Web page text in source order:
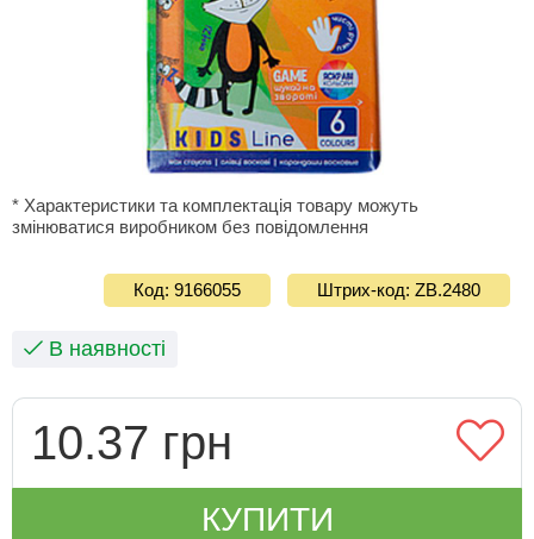
* Характеристики та комплектація товару можуть
змінюватися виробником без повідомлення
Код: 9166055 Штрих-код: ZB.2480
В наявності
10.37 грн
КУПИТИ